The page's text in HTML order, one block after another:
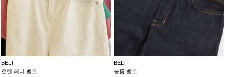
BELT
로렌 레더 벨트
BELT
볼륨 벨트